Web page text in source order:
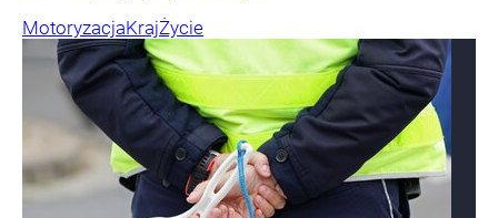
MotoryzacjaKrajŻycie